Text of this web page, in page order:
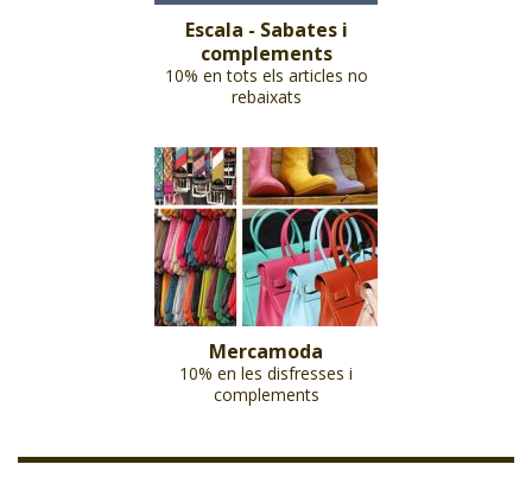
Escala - Sabates i
complements
10% en tots els articles no
rebaixats
Mercamoda
10% en les disfresses i
complements